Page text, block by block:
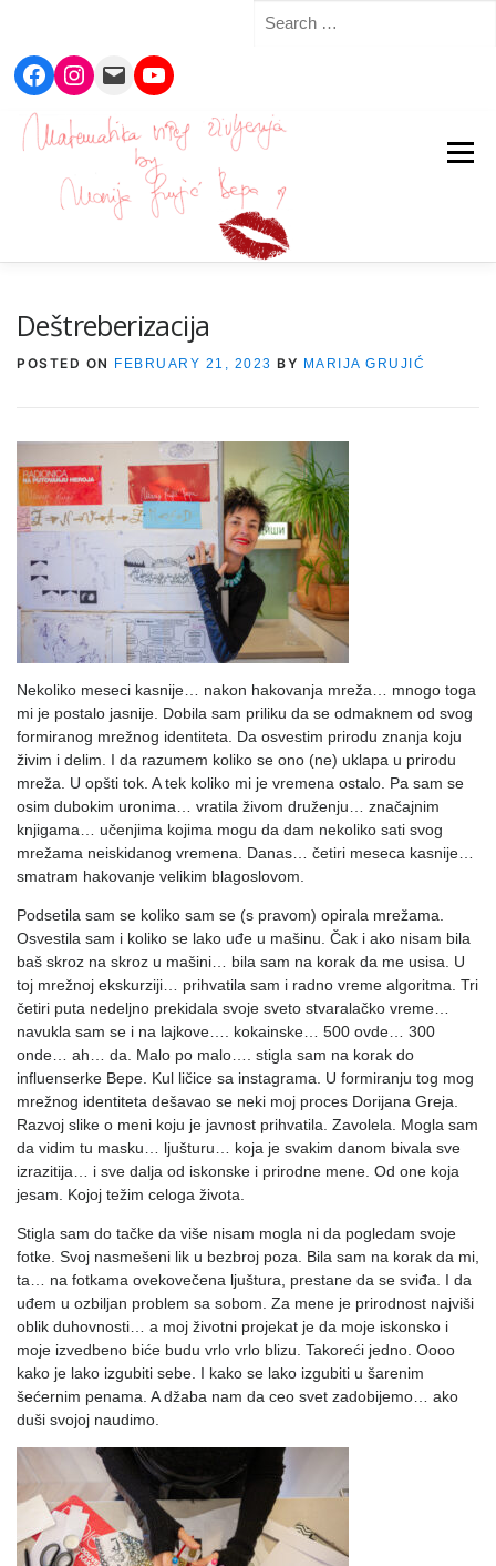
for:
Facebook Instagram Mail YouTube
Skip
Menu
Deštreberizacija
POSTED ON FEBRUARY 21, 2023 BY MARIJA GRUJIĆ
Nekoliko meseci kasnije… nakon hakovanja mreža… mnogo toga
mi je postalo jasnije. Dobila sam priliku da se odmaknem od svog
formiranog mrežnog identiteta. Da osvestim prirodu znanja koju
živim i delim. I da razumem koliko se ono (ne) uklapa u prirodu
mreža. U opšti tok. A tek koliko mi je vremena ostalo. Pa sam se
osim dubokim uronima… vratila živom druženju… značajnim
knjigama… učenjima kojima mogu da dam nekoliko sati svog
mrežama neiskidanog vremena. Danas… četiri meseca kasnije…
smatram hakovanje velikim blagoslovom.
Podsetila sam se koliko sam se (s pravom) opirala mrežama.
Osvestila sam i koliko se lako uđe u mašinu. Čak i ako nisam bila
baš skroz na skroz u mašini… bila sam na korak da me usisa. U
toj mrežnoj ekskurziji… prihvatila sam i radno vreme algoritma. Tri
četiri puta nedeljno prekidala svoje sveto stvaralačko vreme…
navukla sam se i na lajkove…. kokainske… 500 ovde… 300
onde… ah… da. Malo po malo…. stigla sam na korak do
influenserke Bepe. Kul ličice sa instagrama. U formiranju tog mog
mrežnog identiteta dešavao se neki moj proces Dorijana Greja.
Razvoj slike o meni koju je javnost prihvatila. Zavolela. Mogla sam
da vidim tu masku… ljušturu… koja je svakim danom bivala sve
izrazitija… i sve dalja od iskonske i prirodne mene. Od one koja
jesam. Kojoj težim celoga života.
Stigla sam do tačke da više nisam mogla ni da pogledam svoje
fotke. Svoj nasmešeni lik u bezbroj poza. Bila sam na korak da mi,
ta… na fotkama ovekovečena ljuštura, prestane da se sviđa. I da
uđem u ozbiljan problem sa sobom. Za mene je prirodnost najviši
oblik duhovnosti… a moj životni projekat je da moje iskonsko i
moje izvedbeno biće budu vrlo vrlo blizu. Takoreći jedno. Oooo
kako je lako izgubiti sebe. I kako se lako izgubiti u šarenim
šećernim penama. A džaba nam da ceo svet zadobijemo… ako
duši svojoj naudimo.